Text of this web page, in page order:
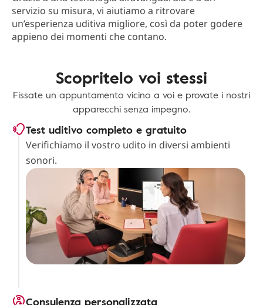
servizio su misura, vi aiutiamo a ritrovare
un’esperienza uditiva migliore, così da poter godere
appieno dei momenti che contano.
Scopritelo voi stessi
Fissate un appuntamento vicino a voi e provate i nostri
apparecchi senza impegno.
Test uditivo completo e gratuito
Verifichiamo il vostro udito in diversi ambienti
sonori.
Consulenza personalizzata